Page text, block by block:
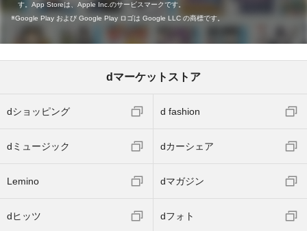
す。App Storeは、Apple Inc.のサービスマークです。
Google Play および Google Play ロゴは Google LLC の商標です。
dマーケットストア
dショッピング d fashion
dミュージック dカーシェア
Lemino dマガジン
dヒッツ dフォト